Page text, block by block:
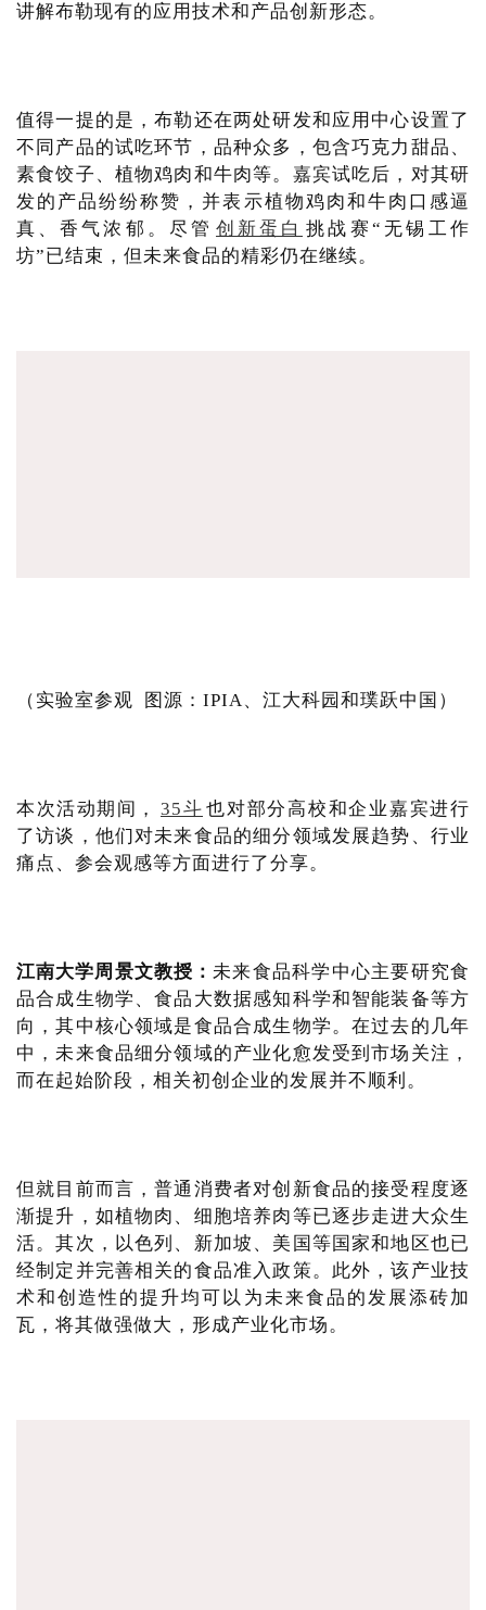
讲解布勒现有的应用技术和产品创新形态。
值得一提的是，布勒还在两处研发和应用中心设置了
不同产品的试吃环节，品种众多，包含巧克力甜品、
素食饺子、植物鸡肉和牛肉等。嘉宾试吃后，对其研
发的产品纷纷称赞，并表示植物鸡肉和牛肉口感逼
真、香气浓郁。尽管 创新蛋白 挑战赛“无锡工作
坊”已结束，但未来食品的精彩仍在继续。
（实验室参观 图源：IPIA、江大科园和璞跃中国）
本次活动期间， 35斗 也对部分高校和企业嘉宾进行
了访谈，他们对未来食品的细分领域发展趋势、行业
痛点、参会观感等方面进行了分享。
江南大学周景文教授： 未来食品科学中心主要研究食
品合成生物学、食品大数据感知科学和智能装备等方
向，其中核心领域是食品合成生物学。在过去的几年
中，未来食品细分领域的产业化愈发受到市场关注，
而在起始阶段，相关初创企业的发展并不顺利。
但就目前而言，普通消费者对创新食品的接受程度逐
渐提升，如植物肉、细胞培养肉等已逐步走进大众生
活。其次，以色列、新加坡、美国等国家和地区也已
经制定并完善相关的食品准入政策。此外，该产业技
术和创造性的提升均可以为未来食品的发展添砖加
瓦，将其做强做大，形成产业化市场。